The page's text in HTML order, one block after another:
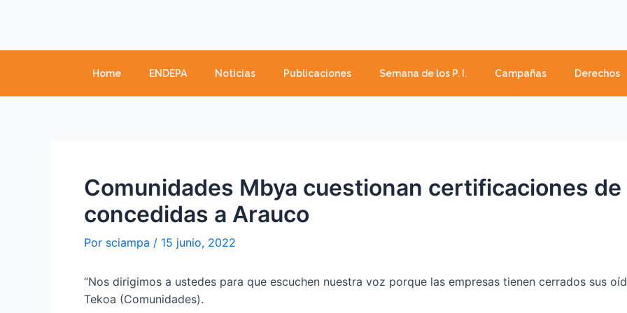
Home ENDEPA Noticias Publicaciones Semana de los P. I. Campañas Derechos
Comunidades Mbya cuestionan certificaciones
concedidas a Arauco
Por sciampa / 15 junio, 2022
“Nos dirigimos a ustedes para que escuchen nuestra voz porque las empresas tienen cerrados sus
Tekoa (Comunidades).